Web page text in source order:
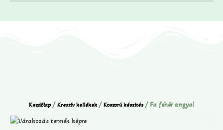
Kezdőlap/ Kreatív kellékek / Koszorú készítés / Fa fehér angyal